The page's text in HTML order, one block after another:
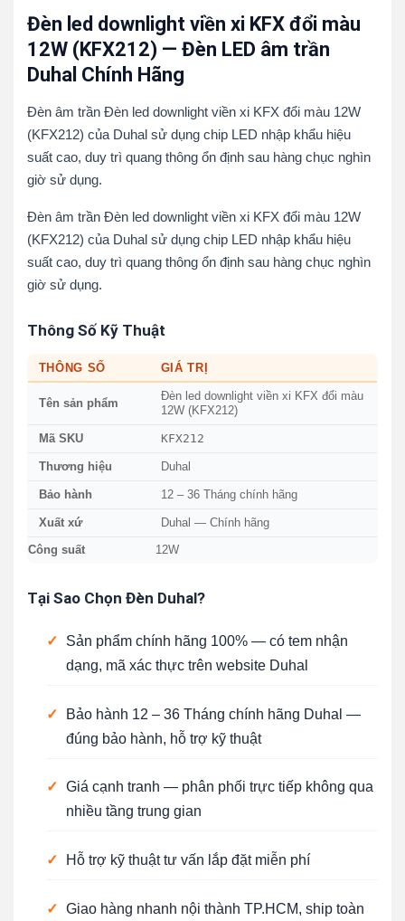
Đèn led downlight viền xi KFX đổi màu
12W (KFX212) — Đèn LED âm trần
Duhal Chính Hãng
Đèn âm trần Đèn led downlight viền xi KFX đổi màu 12W
(KFX212) của Duhal sử dụng chip LED nhập khẩu hiệu
suất cao, duy trì quang thông ổn định sau hàng chục nghìn
giờ sử dụng.
Đèn âm trần Đèn led downlight viền xi KFX đổi màu 12W
(KFX212) của Duhal sử dụng chip LED nhập khẩu hiệu
suất cao, duy trì quang thông ổn định sau hàng chục nghìn
giờ sử dụng.
Thông Số Kỹ Thuật
THÔNG SỐ GIÁ TRỊ
Tên sản phẩm
Đèn led downlight viền xi KFX đổi màu
12W (KFX212)
Mã SKU KFX212
Thương hiệu Duhal
Bảo hành 12 – 36 Tháng chính hãng
Xuất xứ Duhal — Chính hãng
Công suất 12W
Tại Sao Chọn Đèn Duhal?
✓
Sản phẩm chính hãng 100% — có tem nhận
dạng, mã xác thực trên website Duhal
✓
Bảo hành 12 – 36 Tháng chính hãng Duhal —
đúng bảo hành, hỗ trợ kỹ thuật
✓ Giá cạnh tranh — phân phối trực tiếp không qua
nhiều tầng trung gian
✓ Hỗ trợ kỹ thuật tư vấn lắp đặt miễn phí
✓ Giao hàng nhanh nội thành TP.HCM, ship toàn